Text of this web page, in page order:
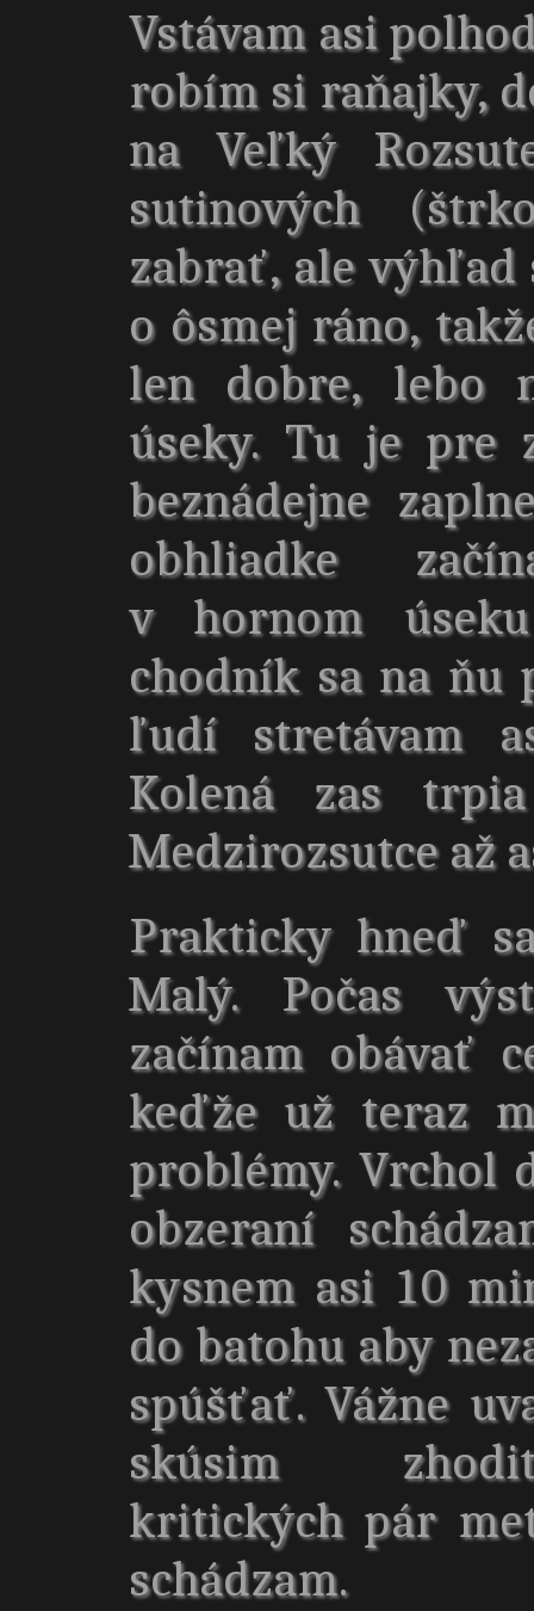
Vstávam asi
robím si raňajky,
na Veľký
sutinových
zabrať, ale výhľad
o ôsmej ráno,
len dobre, lebo
úseky. Tu je pre
beznádejne
obhliadke
v hornom
chodník sa na ňu
ľudí stretávam
Kolená zas
Medzirozsutce až
Prakticky hneď
Malý. Počas
začínam obávať
keďže už teraz
problémy. Vrchol
obzeraní
kysnem asi 10
do batohu aby
spúšťať. Vážne
skúsim
kritických pár
schádzam.